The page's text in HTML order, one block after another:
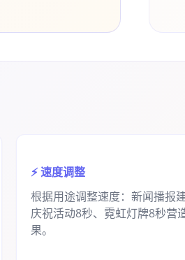
⚡ 速度调整
根据用途调整速度：新闻播报建
庆祝活动8秒、霓虹灯牌8秒营
果。